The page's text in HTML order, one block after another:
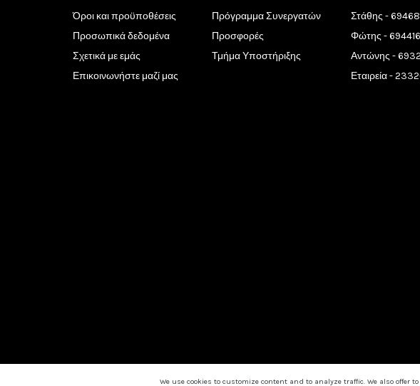
We use cookies to customize content and to analyze traffic. We also
Όροι και προϋποθέσεις
Προσωπικά δεδομένα
Σχετικά με εμάς
Επικοινωνήστε μαζί μας
Πρόγραμμα Συνεργατών
Προσφορές
Τμήμα Υποστήριξης
Στάθης -
Φώτης -
Αντώνης -
Εταιρεία -